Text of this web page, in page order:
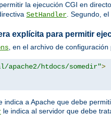
la ejecución CGI en
SetHandler. Segundo,
explícita para permitir
, en el archivo de
htdocs/somedir">
indica a Apache que debe
le indica al servidor que debe